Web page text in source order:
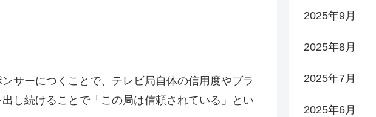
サーにつくことで、テレビ局自体の信用度やブラ
し続けることで「この局は信頼されている」とい
2025年9月
2025年8月
2025年7月
2025年6月